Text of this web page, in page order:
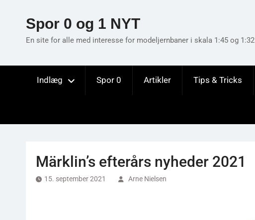
Spor 0 og 1 NYT
En site for alle med interesse for modeljernbaner i skala 1:45 og 1:32
Indlæg Spor 0 Artikler Tips & Tricks
Märklin’s efterårs nyheder 2021
15. september 2021 Arne Nielsen